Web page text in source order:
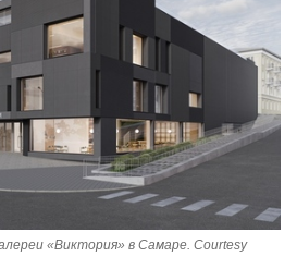
«Виктория» в Самаре. Courtesy